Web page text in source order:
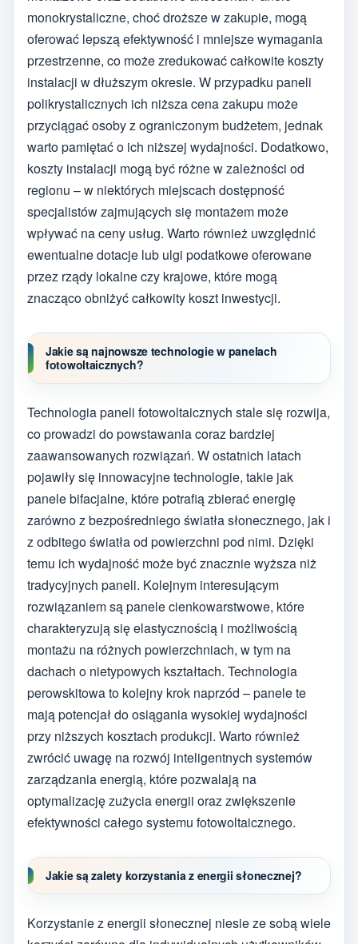
monokrystaliczne, choć droższe w zakupie, mogą
oferować lepszą efektywność i mniejsze wymagania
przestrzenne, co może zredukować całkowite koszty
instalacji w dłuższym okresie. W przypadku paneli
polikrystalicznych ich niższa cena zakupu może
przyciągać osoby z ograniczonym budżetem, jednak
warto pamiętać o ich niższej wydajności. Dodatkowo,
koszty instalacji mogą być różne w zależności od
regionu – w niektórych miejscach dostępność
specjalistów zajmujących się montażem może
wpływać na ceny usług. Warto również uwzględnić
ewentualne dotacje lub ulgi podatkowe oferowane
przez rządy lokalne czy krajowe, które mogą
znacząco obniżyć całkowity koszt inwestycji.
Jakie są najnowsze technologie w panelach
fotowoltaicznych?
Technologia paneli fotowoltaicznych stale się rozwija,
co prowadzi do powstawania coraz bardziej
zaawansowanych rozwiązań. W ostatnich latach
pojawiły się innowacyjne technologie, takie jak
panele bifacjalne, które potrafią zbierać energię
zarówno z bezpośredniego światła słonecznego, jak i
z odbitego światła od powierzchni pod nimi. Dzięki
temu ich wydajność może być znacznie wyższa niż
tradycyjnych paneli. Kolejnym interesującym
rozwiązaniem są panele cienkowarstwowe, które
charakteryzują się elastycznością i możliwością
montażu na różnych powierzchniach, w tym na
dachach o nietypowych kształtach. Technologia
perowskitowa to kolejny krok naprzód – panele te
mają potencjał do osiągania wysokiej wydajności
przy niższych kosztach produkcji. Warto również
zwrócić uwagę na rozwój inteligentnych systemów
zarządzania energią, które pozwalają na
optymalizację zużycia energii oraz zwiększenie
efektywności całego systemu fotowoltaicznego.
Jakie są zalety korzystania z energii słonecznej?
Korzystanie z energii słonecznej niesie ze sobą wiele